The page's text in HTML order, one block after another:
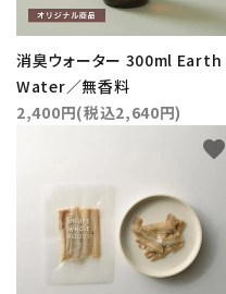
消臭ウォーター 300ml Earth
Water／無香料
2,400円(税込2,640円)
favorite